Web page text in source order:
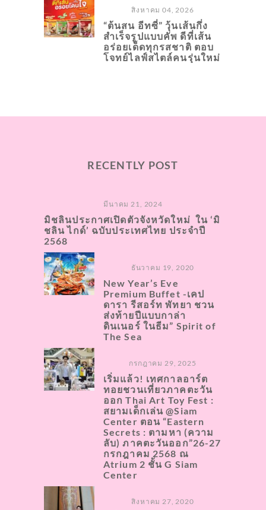
สิงหาคม 04, 2026
“ต้นสน อีทซี่” วุ้นเส้นกึ่ง
สำเร็จรูปแบบคัพ ดีที่เส้น
อร่อยเด็ดทุกรสชาติ ตอบ
โจทย์ไลฟ์สไตล์คนรุ่นใหม่
RECENTLY POST
มีนาคม 21, 2024
มิชลินประกาศเปิดตัวจังหวัดใหม่ ใน ‘มิ
ชลิน ไกด์’ ฉบับประเทศไทย ประจำปี
2568
ธันวาคม 19, 2020
New Year’s Eve
Premium Buffet -เคป
ดารา รีสอร์ท พัทยา ชวน
ส่งท้ายปีแบบกาล่า
ดินเนอร์ ในธีม” Spirit of
The Sea
กรกฎาคม 29, 2025
เริ่มแล้ว! เทศกาลอาร์ต
ทอยชวนเที่ยวภาคตะวัน
ออก Thai Art Toy Fest :
สยามเด็กเล่น @Siam
Center ตอน “Eastern
Secrets : ตามหา (ความ
ลับ) ภาคตะวันออก”26-27
กรกฎาคม 2568 ณ
Atrium 2 ชั้น G Siam
Center
สิงหาคม 27, 2020